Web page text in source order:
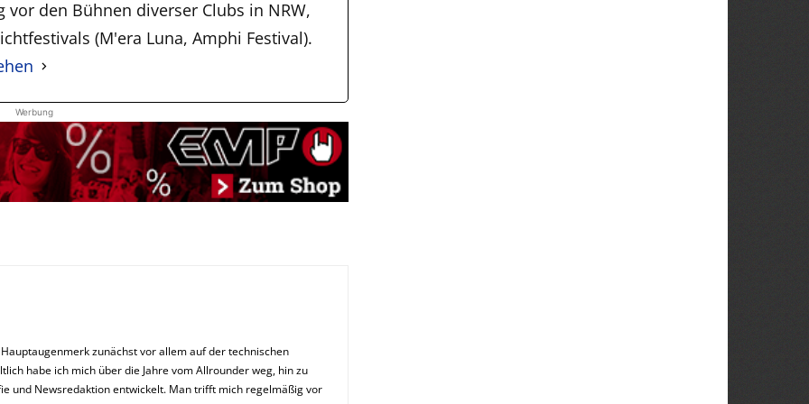
den Bühnen diverser Clubs in NRW,
(M'era Luna, Amphi Festival).
Werbung
zunächst vor allem auf der technischen
habe ich mich über die Jahre vom Allrounder weg, hin zu
und Newsredaktion entwickelt. Man trifft mich regelmäßig vor